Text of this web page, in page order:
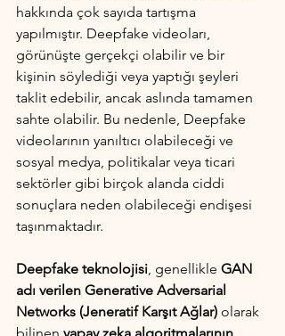
hakkında çok sayıda tartışma
yapılmıştır. Deepfake videoları,
görünüşte gerçekçi olabilir ve bir
kişinin söylediği veya yaptığı şeyleri
taklit edebilir, ancak aslında tamamen
sahte olabilir. Bu nedenle, Deepfake
videolarının yanıltıcı olabileceği ve
sosyal medya, politikalar veya ticari
sektörler gibi birçok alanda ciddi
sonuçlara neden olabileceği endişesi
taşınmaktadır.
Deepfake teknolojisi , genellikle GAN
adı verilen Generative Adversarial
Networks (Jeneratif Karşıt Ağlar) olarak
bilinen yapay zeka algoritmalarının